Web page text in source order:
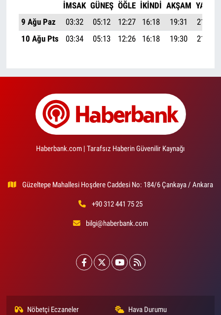
İMSAK GÜNEŞ ÖĞLE İKINDI AKŞAM YATSI
9 Ağu Paz
03:32 05:12 12:27 16:18 19:31
21:04
10 Ağu Pts
03:34 05:13 12:26 16:18 19:30 21:02
Haberbank.com | Tarafsız Haberin Güvenilir Kaynağı
Güzeltepe Mahallesi Hoşdere Caddesi No: 184/6 Çankaya / Ankara
+90 312 441 75 25
bilgi@haberbank.com
Nöbetçi Eczaneler Hava Durumu